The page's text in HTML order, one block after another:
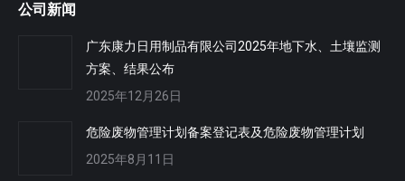
公司新闻
广东康力日用制品有限公司2025年地下水、土壤监测
方案、结果公布
2025年12月26日
危险废物管理计划备案登记表及危险废物管理计划
2025年8月11日